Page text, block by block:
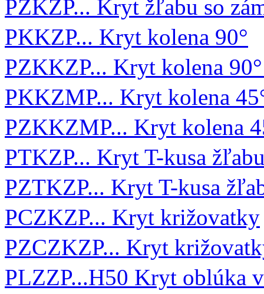
PZKZP... Kryt žľabu so
PKKZP... Kryt kolena 90°
PZKKZP... Kryt kolena
PKKZMP... Kryt kolena
PZKKZMP... Kryt kolena
PTKZP... Kryt T-kusa
PZTKZP... Kryt T-kusa
PCZKZP... Kryt križovatky
PZCZKZP... Kryt
PLZZP...H50 Kryt oblúka